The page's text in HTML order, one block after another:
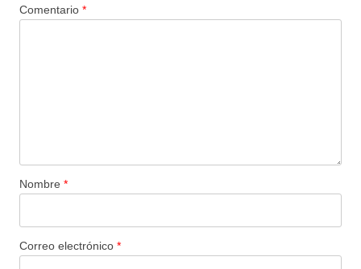
Comentario *
Nombre *
Correo electrónico *